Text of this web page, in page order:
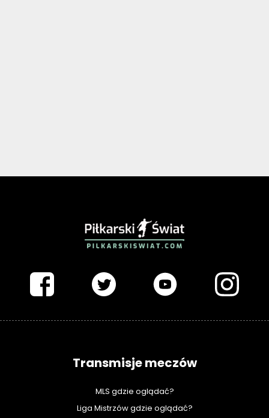
Transmisje meczów
MLS gdzie oglądać?
Liga Mistrzów gdzie oglądać?